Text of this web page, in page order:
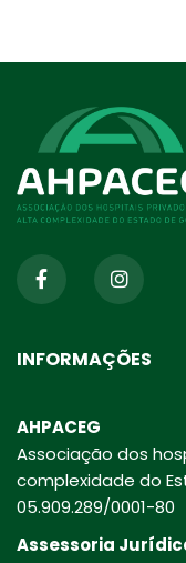
INFORMAÇÕES
AHPACEG
Associação dos
complexidade do
05.909.289/0001-80
Assessoria